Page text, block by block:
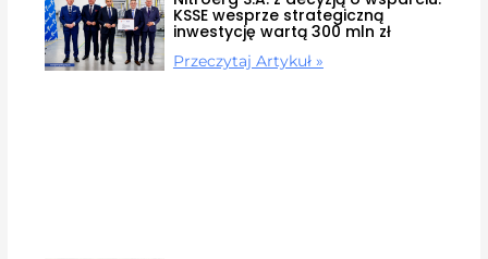
KSSE wesprze strategiczną
inwestycję wartą 300 mln zł
Przeczytaj Artykuł »